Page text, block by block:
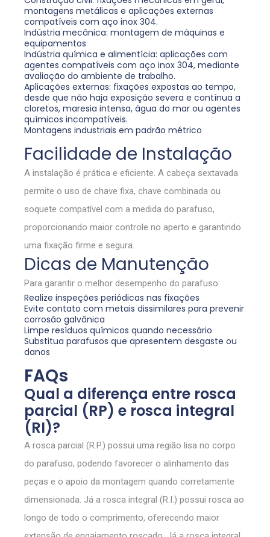
montagens metálicas e aplicações externas
compatíveis com aço inox 304.
Indústria mecânica: montagem de máquinas e
equipamentos
Indústria química e alimentícia: aplicações com
agentes compatíveis com aço inox 304, mediante
avaliação do ambiente de trabalho.
Aplicações externas: fixações expostas ao tempo,
desde que não haja exposição severa e contínua a
cloretos, maresia intensa, água do mar ou agentes
químicos incompatíveis.
Montagens industriais em padrão métrico
Facilidade de Instalação
A instalação é prática e eficiente. A cabeça sextavada
permite o uso de chave fixa, chave combinada ou
soquete compatível com a medida do parafuso,
proporcionando maior controle no aperto e garantindo
uma fixação firme e segura.
Dicas de Manutenção
Para garantir o melhor desempenho do parafuso:
Realize inspeções periódicas nas fixações
Evite contato com metais dissimilares para prevenir
corrosão galvânica
Limpe resíduos químicos quando necessário
Substitua parafusos que apresentem desgaste ou
danos
FAQs
Qual a diferença entre rosca
parcial (RP) e rosca integral
(RI)?
A rosca parcial (R.P.) possui uma região lisa no corpo
do parafuso, podendo favorecer o alinhamento das
peças e o apoio da montagem quando corretamente
dimensionada. Já a rosca integral (R.I.) possui rosca ao
longo de todo o comprimento, oferecendo maior